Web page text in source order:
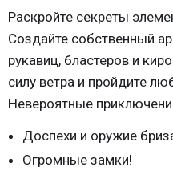
Раскройте секреты
Создайте собственный
рукавиц, бластеров и
силу ветра и пройдите
Невероятные
Доспехи и оружие
Огромные замки!